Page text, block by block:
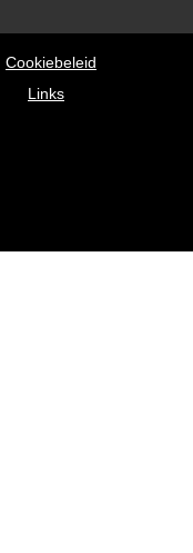
Cookiebeleid
Links